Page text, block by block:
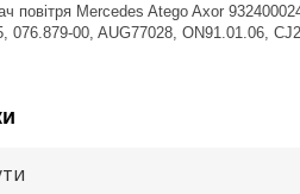
повітря Mercedes Atego Axor
076.879-00, AUG77028, ON91.01.06,